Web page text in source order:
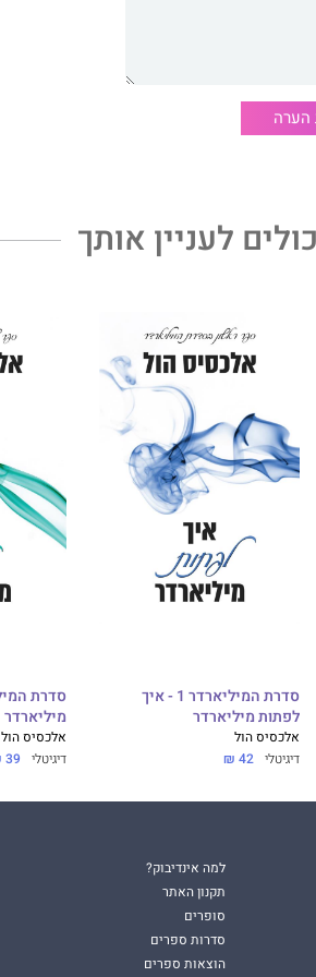
הערה
לעניין אותך
סדרת המיליארדר 1 - איך
לפתות מיליארדר
אלכסיס הול
דיגיטלי 42 ₪
מיליארדר
אלכסיס הול
דיגיטלי 39 ₪
למה אינדיבוק?
תקנון האתר
סופרים
סדרות ספרים
הוצאות ספרים